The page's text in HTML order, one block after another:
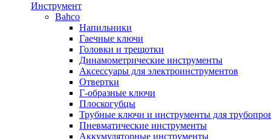
Инструмент
Bahco
Напильники
Гаечные ключи
Головки и трещотки
Динамометрические инструменты
Аксессуары для электроинструментов
Отвертки
Г-образные ключи
Плоскогубцы
Трубные ключи и инструменты для
Пневматические инструменты
Аккумуляторные инструменты